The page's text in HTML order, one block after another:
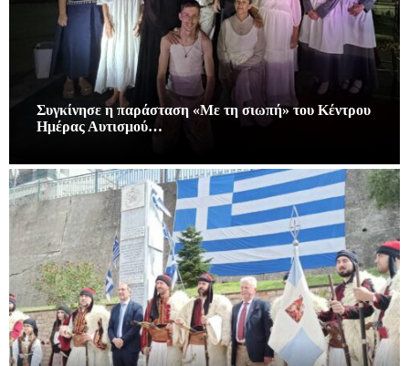
Συγκίνησε η παράσταση «Με τη σιωπή» του Κέντρου
Ημέρας Αυτισμού…